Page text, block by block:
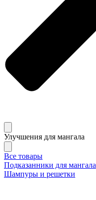
Улучшения для мангала
Все товары
Подказанники для мангала
Шампуры и решетки